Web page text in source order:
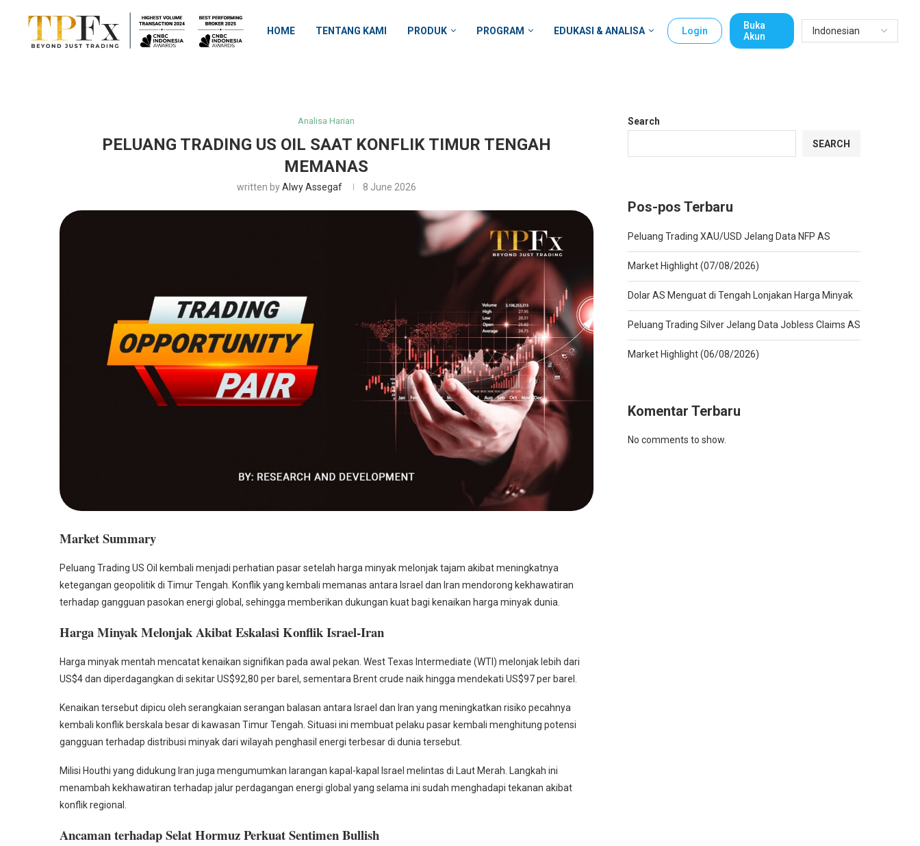
HOME TENTANG KAMI PRODUK PROGRAM EDUKASI & ANALISA Login
Buka
Akun
Analisa Harian
PELUANG TRADING US OIL SAAT KONFLIK TIMUR TENGAH
MEMANAS
written byAlwy Assegaf 8 June 2026
Market Summary
Peluang Trading US Oil kembali menjadi perhatian pasar setelah harga minyak melonjak tajam akibat meningkatnya
ketegangan geopolitik di Timur Tengah. Konflik yang kembali memanas antara Israel dan Iran mendorong kekhawatiran
terhadap gangguan pasokan energi global, sehingga memberikan dukungan kuat bagi kenaikan harga minyak dunia.
Harga Minyak Melonjak Akibat Eskalasi Konflik Israel-Iran
Harga minyak mentah mencatat kenaikan signifikan pada awal pekan. West Texas Intermediate (WTI) melonjak lebih dari
US$4 dan diperdagangkan di sekitar US$92,80 per barel, sementara Brent crude naik hingga mendekati US$97 per barel.
Kenaikan tersebut dipicu oleh serangkaian serangan balasan antara Israel dan Iran yang meningkatkan risiko pecahnya
kembali konflik berskala besar di kawasan Timur Tengah. Situasi ini membuat pelaku pasar kembali menghitung potensi
gangguan terhadap distribusi minyak dari wilayah penghasil energi terbesar di dunia tersebut.
Milisi Houthi yang didukung Iran juga mengumumkan larangan kapal-kapal Israel melintas di Laut Merah. Langkah ini
menambah kekhawatiran terhadap jalur perdagangan energi global yang selama ini sudah menghadapi tekanan akibat
konflik regional.
Ancaman terhadap Selat Hormuz Perkuat Sentimen Bullish
Search
SEARCH
Pos-pos Terbaru
Peluang Trading XAU/USD Jelang Data NFP AS
Market Highlight (07/08/2026)
Dolar AS Menguat di Tengah Lonjakan Harga Minyak
Peluang Trading Silver Jelang Data Jobless Claims AS
Market Highlight (06/08/2026)
Komentar Terbaru
No comments to show.